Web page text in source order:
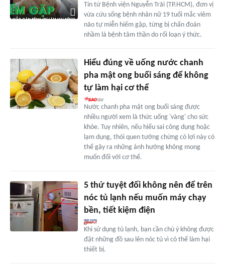
Tin từ Bệnh viện Nguyễn Trãi (TP.HCM), đơn vị
vừa cứu sống bệnh nhân nữ 19 tuổi mắc viêm
não tự miễn hiếm gặp, từng bị chẩn đoán
nhầm là bệnh tâm thần do rối loạn ý thức.
Hiểu đúng về uống nước chanh
pha mật ong buổi sáng để không
tự làm hại cơ thể
Nước chanh pha mật ong buổi sáng được
nhiều người xem là thức uống 'vàng' cho sức
khỏe. Tuy nhiên, nếu hiểu sai công dụng hoặc
lạm dụng, thói quen tưởng chừng có lợi này có
thể gây ra những ảnh hưởng không mong
muốn đối với cơ thể.
5 thứ tuyệt đối không nên để trên
nóc tủ lạnh nếu muốn máy chạy
bền, tiết kiệm điện
Khi sử dụng tủ lạnh, bạn cần chú ý không được
đặt những đồ sau lên nóc tủ vì có thể làm hại
thiết bị.